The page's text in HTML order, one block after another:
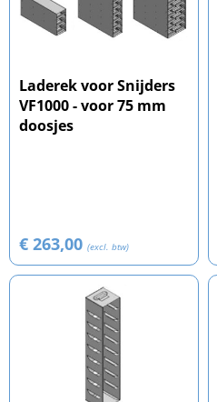
Laderek voor Snijders
VF1000 - voor 75 mm
doosjes
€ 263,00 (excl. btw)